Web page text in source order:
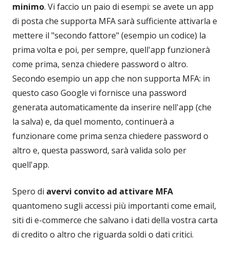
minimo. Vi faccio un paio di esempi: se avete un app
di posta che supporta MFA sarà sufficiente attivarla e
mettere il "secondo fattore" (esempio un codice) la
prima volta e poi, per sempre, quell'app funzionerà
come prima, senza chiedere password o altro.
Secondo esempio un app che non supporta MFA: in
questo caso Google vi fornisce una password
generata automaticamente da inserire nell'app (che
la salva) e, da quel momento, continuerà a
funzionare come prima senza chiedere password o
altro e, questa password, sarà valida solo per
quell'app.
Spero di avervi convito ad attivare MFA
quantomeno sugli accessi più importanti come email,
siti di e-commerce che salvano i dati della vostra carta
di credito o altro che riguarda soldi o dati critici.